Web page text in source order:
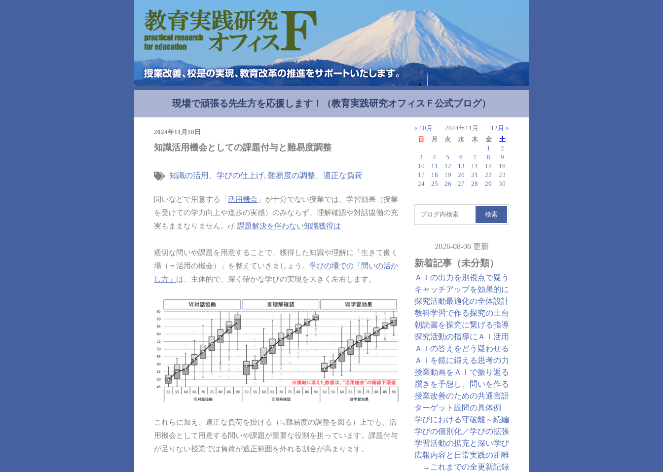
現場で頑張る先生方を応援します！ （教育実践研究オフィスＦ公式ブログ）
2024年11月18日
知識活用機会としての課題付与と難易度調整
知識の活用、学びの仕上げ,難易度の調整、適正な負荷
問いなどで用意する「活用機会 」が十分でない授業では、学習効果（授業
を受けての学力向上や進歩の実感）のみならず、理解確認や対話協働の充
実もままなりません。 cf. 課題解決を伴わない知識獲得は
適切な問いや課題を用意することで、獲得した知識や理解に「生きて働く
場（＝活用の機会）」を整えていきましょう。 学びの場での「問いの活か
し方」 は、主体的で、深く確かな学びの実現を大きく左右します。
これらに加え、適正な負荷を掛ける（≒難易度の調整を図る）上でも、活
用機会として用意する問いや課題が重要な役割を担っています。課題付与
が足りない授業では負荷が適正範囲を外れる割合が高まります。
2024年11月
日
月 火 水 木 金
土
1
2
3
4 5 6 7 8
9
10
11 12 13 14 15
16
17
18 19 20 21 22
23
24
25 26 27 28 29 30
« 10月 12月 »
検索
2026-08-06 更新
新着記事（未分類）
ＡＩの出力を別視点で疑う
キャッチアップを効果的に
探究活動最適化の全体設計
教科学習で作る探究の土台
朝読書を探究に繋げる指導
探究活動の指導にＡＩ活用
ＡＩの答えをどう疑わせる
ＡＩを鏡に鍛える思考の力
授業動画をＡＩで振り返る
躓きを予想し、問いを作る
授業改善のための共通言語
ターゲット設問の具体例
学びにおける守破離～続編
学びの個別化／学びの拡張
学習活動の拡充と深い学び
広報内容と日常実践の距離
→ これまでの全更新記録